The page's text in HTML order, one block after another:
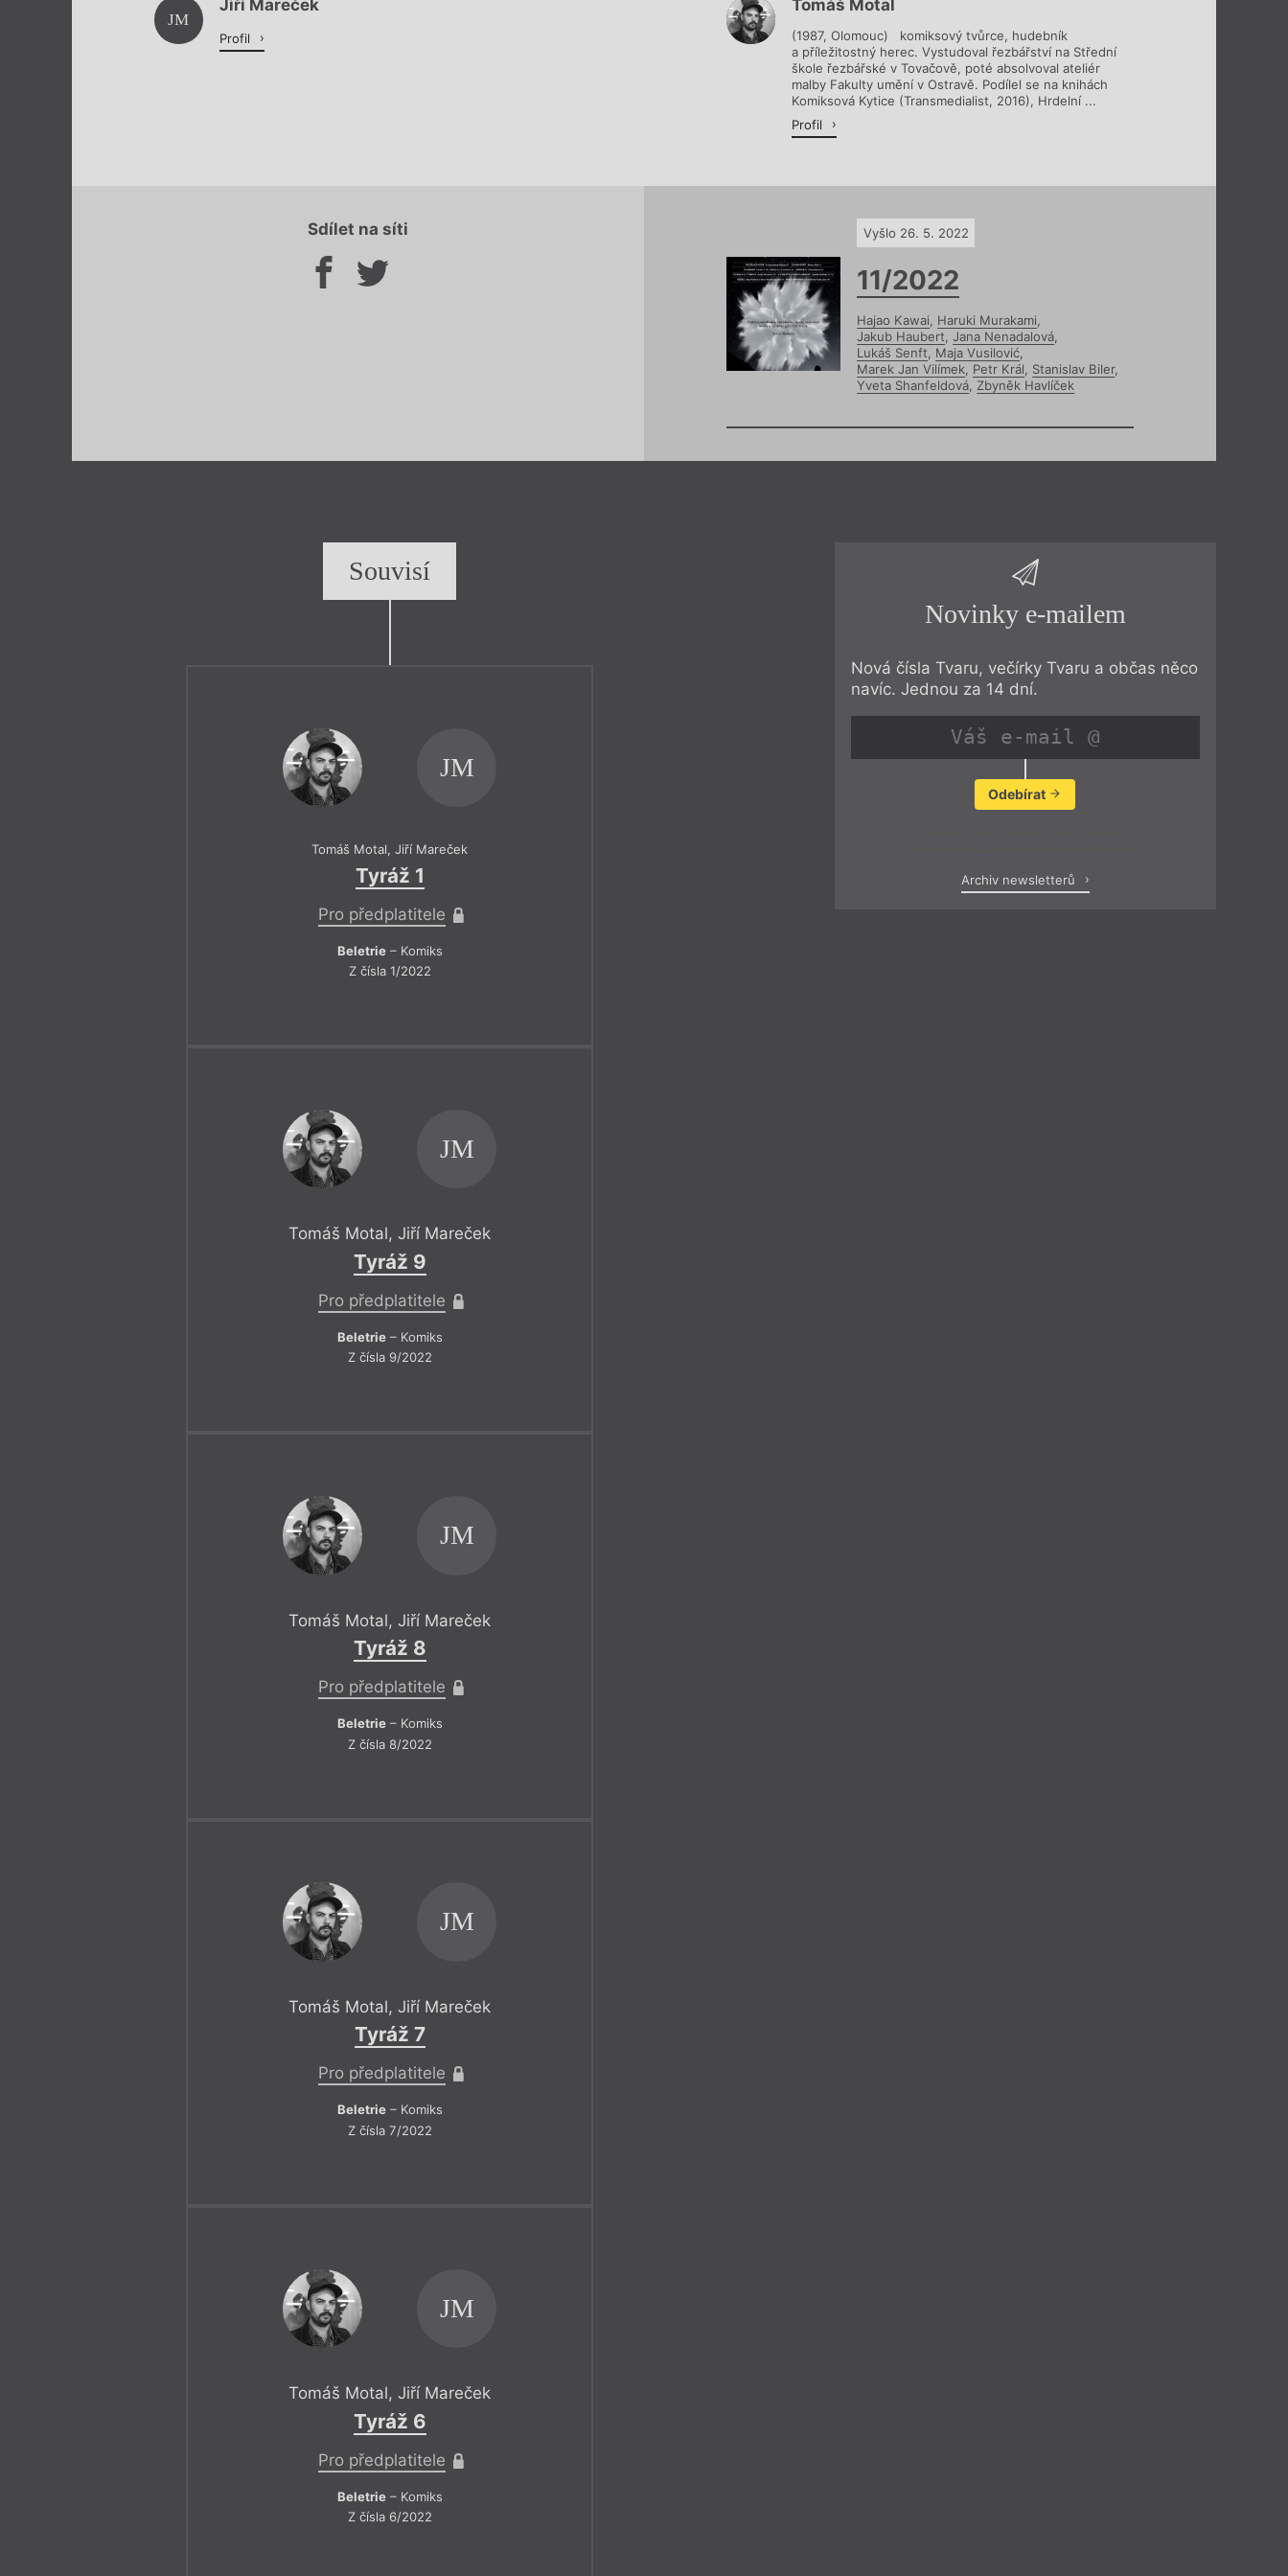
JM
Jiří Mareček
Profil
Tomáš Motal
(1987, Olomouc) komiksový tvůrce, hudebník
a příležitostný herec. Vystudoval řezbářství na Střední
škole řezbářské v Tovačově, poté absolvoval ateliér
malby Fakulty umění v Ostravě. Podílel se na knihách
Komiksová Kytice (Transmedialist, 2016), Hrdelní ...
Profil
Sdílet na síti Vyšlo 26. 5. 2022
11/2022
Hajao Kawai Haruki Murakami
Jakub Haubert Jana Nenadalová
Lukáš Senft
Maja Vusilović
Marek Jan Vilímek
Petr Král Stanislav Biler,
Yveta Shanfeldová Zbyněk Havlíček
Souvisí
JM
Tomáš Motal,Jiří Mareček
Tyráž 1
Pro předplatitele
Beletrie– Komiks
Z čísla 1/2022
JM
Tomáš Motal,Jiří Mareček
Tyráž 9
Pro předplatitele
Beletrie– Komiks
Z čísla 9/2022
JM
Tomáš Motal,Jiří Mareček
Tyráž 8
Pro předplatitele
Beletrie– Komiks
Z čísla 8/2022
JM
Tomáš Motal,Jiří Mareček
Tyráž 7
Pro předplatitele
Beletrie– Komiks
Z čísla 7/2022
JM
Tomáš Motal,Jiří Mareček
Tyráž 6
Pro předplatitele
Beletrie– Komiks
Z čísla 6/2022
Novinky e-mailem
Nová čísla Tvaru, večírky Tvaru a občas něco
navíc. Jednou za 14 dní.
Odebírat
Archiv newsletterů